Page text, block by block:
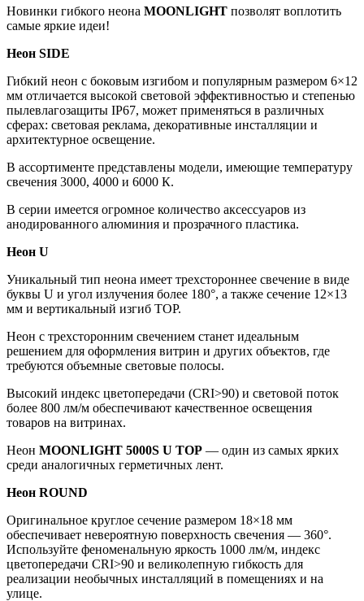
Новинки гибкого неона MOONLIGHT позволят воплотить
самые яркие идеи!
Неон SIDE
Гибкий неон с боковым изгибом и популярным размером 6×12
мм отличается высокой световой эффективностью и степенью
пылевлагозащиты IP67, может применяться в различных
сферах: световая реклама, декоративные инсталляции и
архитектурное освещение.
В ассортименте представлены модели, имеющие температуру
свечения 3000, 4000 и 6000 К.
В серии имеется огромное количество аксессуаров из
анодированного алюминия и прозрачного пластика.
Неон U
Уникальный тип неона имеет трехстороннее свечение в виде
буквы U и угол излучения более 180°, а также сечение 12×13
мм и вертикальный изгиб TOP.
Неон с трехсторонним свечением станет идеальным
решением для оформления витрин и других объектов, где
требуются объемные световые полосы.
Высокий индекс цветопередачи (CRI>90) и световой поток
более 800 лм/м обеспечивают качественное освещения
товаров на витринах.
Неон MOONLIGHT 5000S U TOP — один из самых ярких
среди аналогичных герметичных лент.
Неон ROUND
Оригинальное круглое сечение размером 18×18 мм
обеспечивает невероятную поверхность свечения — 360°.
Используйте феноменальную яркость 1000 лм/м, индекс
цветопередачи CRI>90 и великолепную гибкость для
реализации необычных инсталляций в помещениях и на
улице.